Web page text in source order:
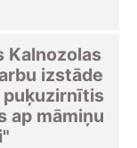
Kalnozolas
izstāde
puķuzirnītis
ap māmiņu